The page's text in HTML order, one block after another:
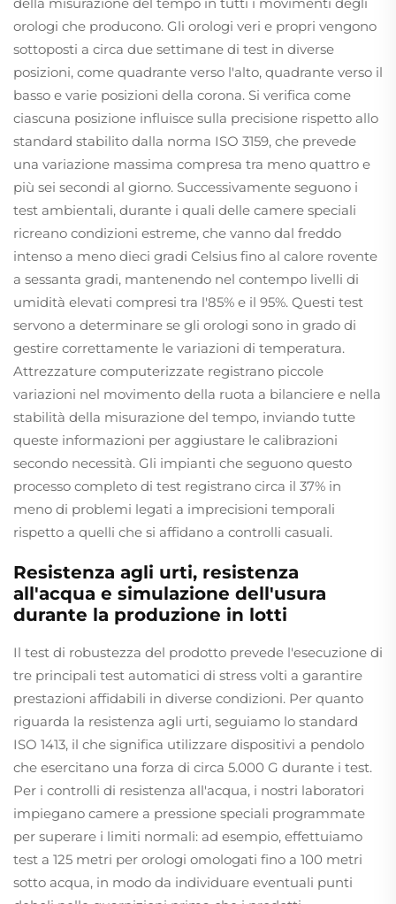
orologi che producono. Gli orologi veri e propri vengono
sottoposti a circa due settimane di test in diverse
posizioni, come quadrante verso l'alto, quadrante verso il
basso e varie posizioni della corona. Si verifica come
ciascuna posizione influisce sulla precisione rispetto allo
standard stabilito dalla norma ISO 3159, che prevede
una variazione massima compresa tra meno quattro e
più sei secondi al giorno. Successivamente seguono i
test ambientali, durante i quali delle camere speciali
ricreano condizioni estreme, che vanno dal freddo
intenso a meno dieci gradi Celsius fino al calore rovente
a sessanta gradi, mantenendo nel contempo livelli di
umidità elevati compresi tra l'85% e il 95%. Questi test
servono a determinare se gli orologi sono in grado di
gestire correttamente le variazioni di temperatura.
Attrezzature computerizzate registrano piccole
variazioni nel movimento della ruota a bilanciere e nella
stabilità della misurazione del tempo, inviando tutte
queste informazioni per aggiustare le calibrazioni
secondo necessità. Gli impianti che seguono questo
processo completo di test registrano circa il 37% in
meno di problemi legati a imprecisioni temporali
rispetto a quelli che si affidano a controlli casuali.
Resistenza agli urti, resistenza
all'acqua e simulazione dell'usura
durante la produzione in lotti
Il test di robustezza del prodotto prevede l'esecuzione di
tre principali test automatici di stress volti a garantire
prestazioni affidabili in diverse condizioni. Per quanto
riguarda la resistenza agli urti, seguiamo lo standard
ISO 1413, il che significa utilizzare dispositivi a pendolo
che esercitano una forza di circa 5.000 G durante i test.
Per i controlli di resistenza all'acqua, i nostri laboratori
impiegano camere a pressione speciali programmate
per superare i limiti normali: ad esempio, effettuiamo
test a 125 metri per orologi omologati fino a 100 metri
sotto acqua, in modo da individuare eventuali punti